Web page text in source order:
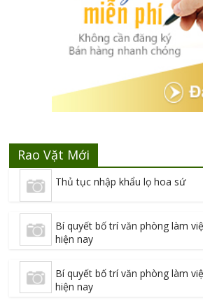
Rao Vặt Mới
Thủ tục nhập khẩu lọ hoa sứ
Bí quyết bố trí văn phòng làm
hiện nay
Bí quyết bố trí văn phòng làm
hiện nay